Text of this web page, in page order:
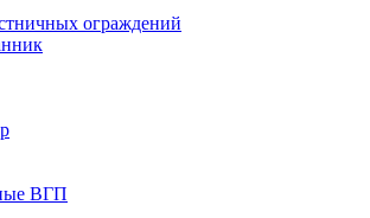
ограждений
ВГП